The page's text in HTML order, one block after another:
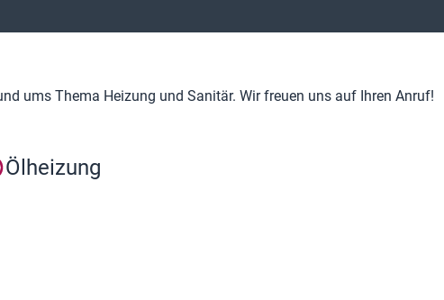
ums Thema Heizung und Sanitär. Wir freuen uns auf Ihren Anruf!
Ölheizung